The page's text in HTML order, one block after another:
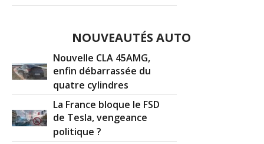
NOUVEAUTÉS AUTO
Nouvelle CLA 45AMG,
enfin débarrassée du
quatre cylindres
La France bloque le FSD
de Tesla, vengeance
politique ?